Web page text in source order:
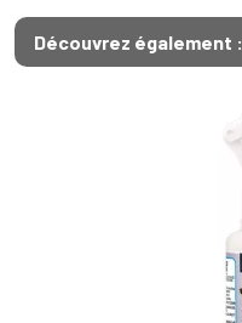
Découvrez également :